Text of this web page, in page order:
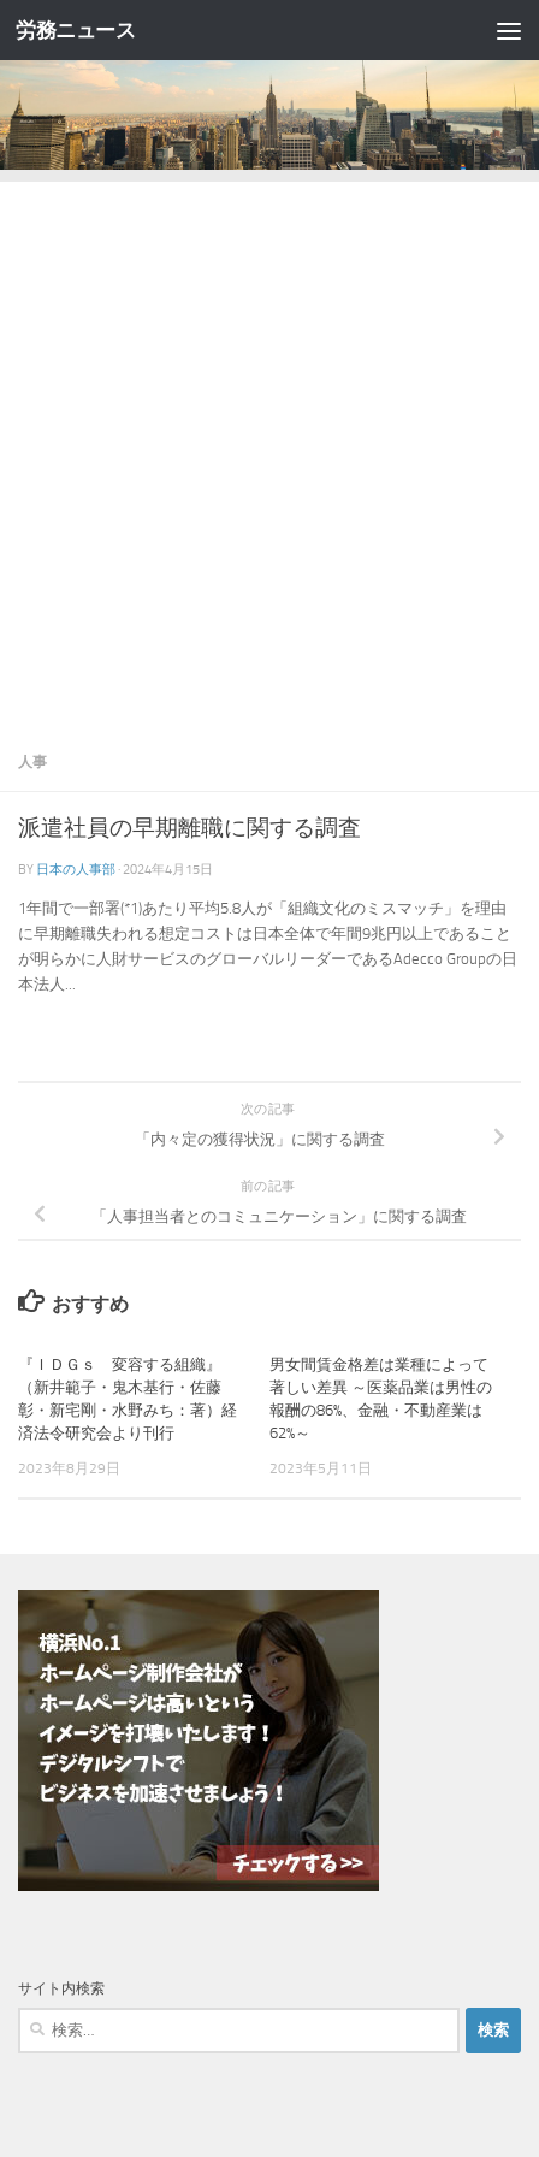
コンテンツへスキップ
労務ニュース
人事
派遣社員の早期離職に関する調査
BY 日本の人事部 · 2024年4月15日
1年間で一部署(*1)あたり平均5.8人が「組織文化のミスマッチ」を理由
に早期離職失われる想定コストは日本全体で年間9兆円以上であること
が明らかに人財サービスのグローバルリーダーであるAdecco Groupの日
本法人...
次の記事
「内々定の獲得状況」に関する調査
前の記事
「人事担当者とのコミュニケーション」に関する調査
おすすめ
『ＩＤＧｓ 変容する組織』
（新井範子・鬼木基行・佐藤
彰・新宅剛・水野みち：著）経
済法令研究会より刊行
2023年8月29日
男女間賃金格差は業種によって
著しい差異 ～医薬品業は男性の
報酬の86%、金融・不動産業は
62%～
2023年5月11日
サイト内検索